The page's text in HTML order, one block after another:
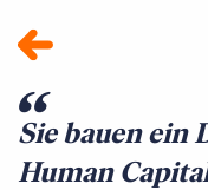
Sie bauen ein
Human